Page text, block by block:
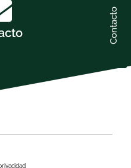
Contacto